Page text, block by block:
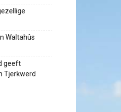
Waltahûs
geeft
Tjerkwerd